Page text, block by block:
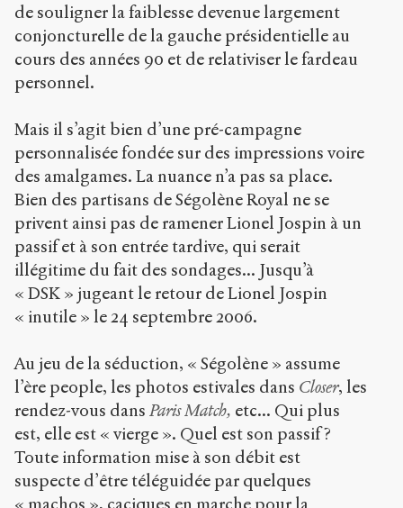
de souligner la faiblesse devenue largement
conjoncturelle de la gauche présidentielle au
cours des années 90 et de relativiser le fardeau
personnel.
Mais il s’agit bien d’une pré-campagne
personnalisée fondée sur des impressions voire
des amalgames. La nuance n’a pas sa place.
Bien des partisans de Ségolène Royal ne se
privent ainsi pas de ramener Lionel Jospin à un
passif et à son entrée tardive, qui serait
illégitime du fait des sondages... Jusqu’à
« DSK » jugeant le retour de Lionel Jospin
« inutile » le 24 septembre 2006.
Au jeu de la séduction, « Ségolène » assume
l’ère people, les photos estivales dans Closer, les
rendez-vous dans Paris Match, etc... Qui plus
est, elle est « vierge ». Quel est son passif ?
Toute information mise à son débit est
suspecte d’être téléguidée par quelques